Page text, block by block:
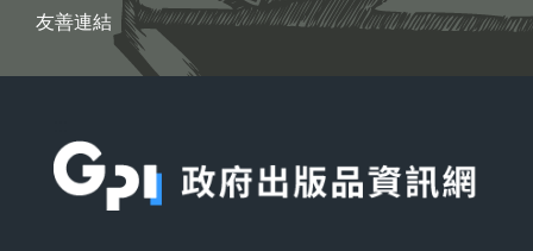
友善連結